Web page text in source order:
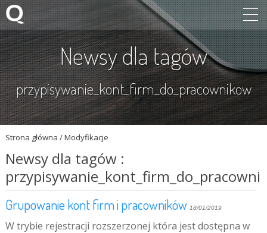
Newsy dla tagów
przypisywanie_kont_firm_do_pracownikow
Strona główna /Modyfikacje
Newsy dla tagów :
Grupowanie kont firm i pracowników 18/01/2019
W trybie rejestracji rozszerzonej która jest dostępna w